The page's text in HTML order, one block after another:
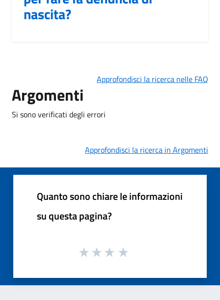
nascita?
Approfondisci la ricerca nelle FAQ
Argomenti
Si sono verificati degli errori
Approfondisci la ricerca in Argomenti
Quanto sono chiare le informazioni
su questa pagina?